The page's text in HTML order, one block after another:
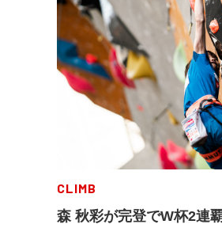
CLIMB
森 秋彩が完登でW杯2連